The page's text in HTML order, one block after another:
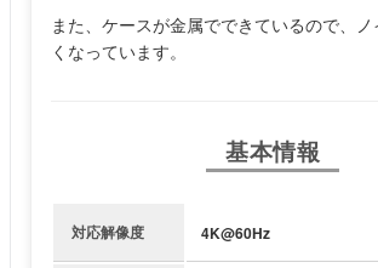
また、ケースが金属でできているので、ノ
くなっています。
基本情報
対応解像度 4K@60Hz